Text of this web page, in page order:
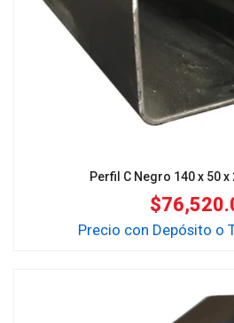
Perfil C Negro 140 x 50 x
$
Precio con Depósito o